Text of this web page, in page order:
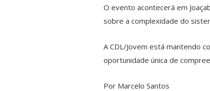
O evento acontecerá em
sobre a complexidade do
A CDL/Jovem está mantendo
oportunidade única de
Por Marcelo Santos